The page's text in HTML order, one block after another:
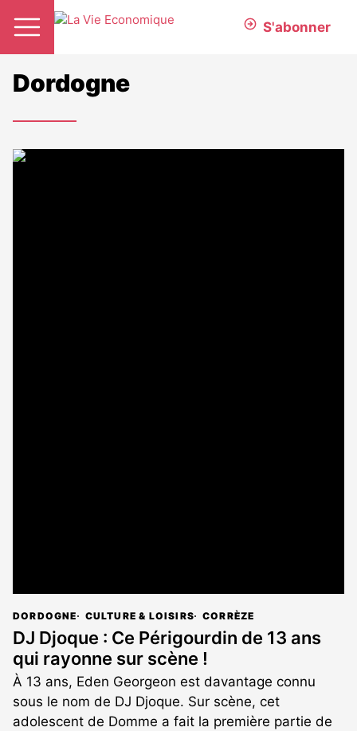
S'abonner
Dordogne
DORDOGNE CULTURE & LOISIRS CORRÈZE
DJ Djoque : Ce Périgourdin de 13 ans
qui rayonne sur scène !
À 13 ans, Eden Georgeon est davantage connu
sous le nom de DJ Djoque. Sur scène, cet
adolescent de Domme a fait la première partie de